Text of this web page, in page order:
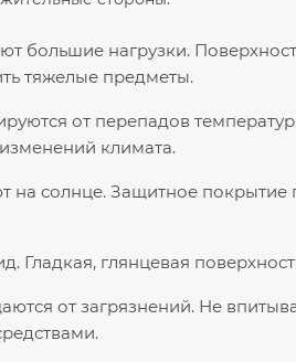
большие нагрузки.
тяжелые предметы.
от перепадов
климата.
на солнце. Защитное покрытие
Гладкая, глянцевая
от загрязнений. Не